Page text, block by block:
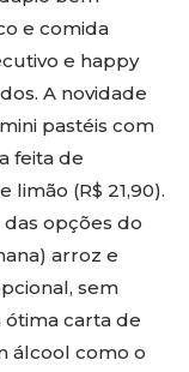
e comida
e happy
A novidade
pastéis com
feita de
limão (R$ 21,90).
das opções do
arroz e
sem
ótima carta de
álcool como o